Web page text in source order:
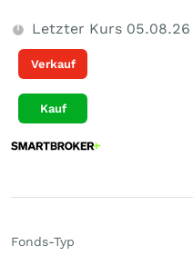
Letzter Kurs 05.08.26
Verkauf
Kauf
Fonds-Typ